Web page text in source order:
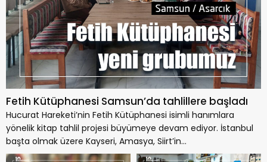
Fetih Kütüphanesi Samsun’da tahlillere başladı
Hucurat Hareketi’nin Fetih Kütüphanesi isimli hanımlara
yönelik kitap tahlil projesi büyümeye devam ediyor. İstanbul
başta olmak üzere Kayseri, Amasya, Siirt’in...